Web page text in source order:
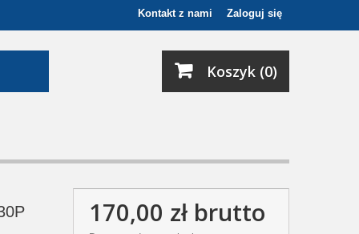
Zaloguj się
Kontakt z nami
Koszyk (0)
170,00 złbrutto